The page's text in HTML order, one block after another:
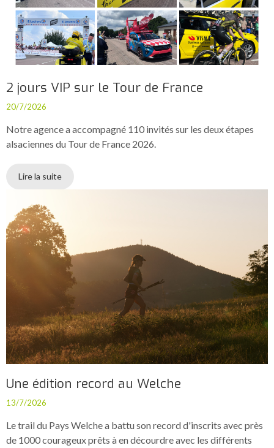
2 jours VIP sur le Tour de France
20/7/2026
Notre agence a accompagné 110 invités sur les deux étapes
alsaciennes du Tour de France 2026.
Lire la suite
Une édition record au Welche
13/7/2026
Le trail du Pays Welche a battu son record d'inscrits avec près
de 1000 courageux prêts à en décourdre avec les différents